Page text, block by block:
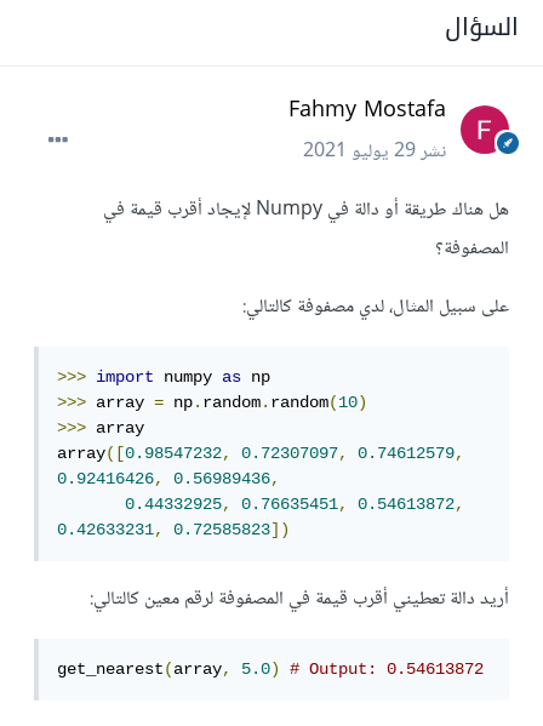
السؤال
Fahmy Mostafa
نشر29 يوليو 2021
هل هناك طريقة أو دالة في Numpy لإيجاد أقرب قيمة في
المصفوفة؟
على سبيل المثال، لدي مصفوفة كالتالي:
>>> import numpy as
>>> array = np.random.random(10)
>>> array
array([0.98547232, 0.72307097, 0.74612579,
0.92416426, 0.56989436,
0.44332925, 0.76635451, 0.54613872,
0.42633231, 0.72585823])
أريد دالة تعطيني أقرب قيمة في المصفوفة لرقم معين كالتالي:
get_nearest(array, 5.0) # Output: 0.54613872